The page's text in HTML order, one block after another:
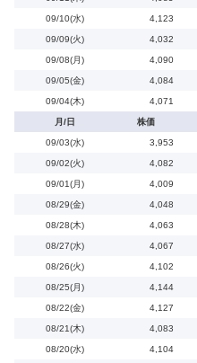
09/10(水) 4,123
09/09(火) 4,032
09/08(月) 4,090
09/05(金) 4,084
09/04(木) 4,071
月/日 株価
09/03(水) 3,953
09/02(火) 4,082
09/01(月) 4,009
08/29(金) 4,048
08/28(木) 4,063
08/27(水) 4,067
08/26(火) 4,102
08/25(月) 4,144
08/22(金) 4,127
08/21(木) 4,083
08/20(水) 4,104